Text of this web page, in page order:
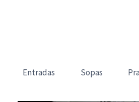
Entradas Sopas